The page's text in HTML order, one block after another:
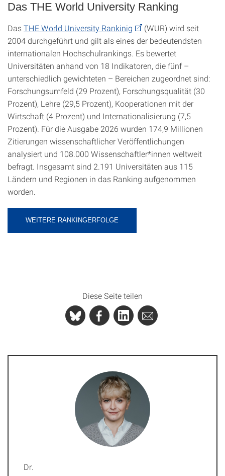
Das THE World University Ranking
DasTHE World University Rankinig
(WUR) wird seit
2004 durchgeführt und gilt als eines der bedeutendsten
internationalen Hochschulrankings. Es bewertet
Universitäten anhand von 18 Indikatoren, die fünf –
unterschiedlich gewichteten – Bereichen zugeordnet sind:
Forschungsumfeld (29 Prozent), Forschungsqualität (30
Prozent), Lehre (29,5 Prozent), Kooperationen mit der
Wirtschaft (4 Prozent) und Internationalisierung (7,5
Prozent). Für die Ausgabe 2026 wurden 174,9 Millionen
Zitierungen wissenschaftlicher Veröffentlichungen
analysiert und 108.000 Wissenschaftler*innen weltweit
befragt. Insgesamt sind 2.191 Universitäten aus 115
Ländern und Regionen in das Ranking aufgenommen
worden.
WEITERE RANKINGERFOLGE
Diese Seite teilen
Dr.